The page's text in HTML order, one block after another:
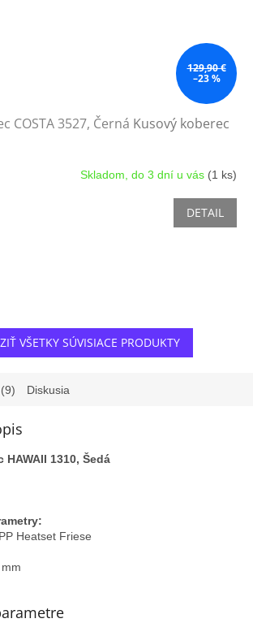
129,90 €
–23 %
COSTA 3527, Černá Kusový koberec
Skladom, do 3 dní u vás (1 ks)
DETAIL
VŠETKY SÚVISIACE PRODUKTY
Diskusia
1310, Šedá
Heatset Friese